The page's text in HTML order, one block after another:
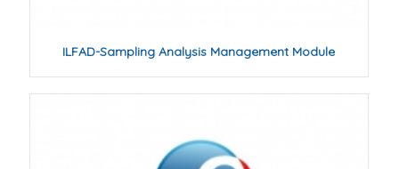
ILFAD-Sampling Analysis Management Module